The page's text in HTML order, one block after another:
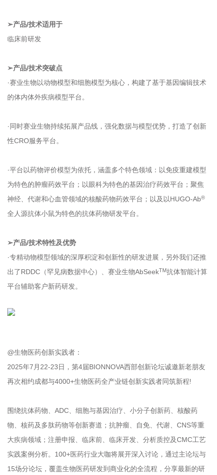
➢产品/技术适用于
临床前研发
➢产品/技术突破点
·赛业生物以动物模型和细胞模型为核心，构建了基于基因编辑技术
的体内体外疾病模型平台。
·同时赛业生物持续拓展产品线，强化数据与模型优势，打造了创新
性CRO服务平台。
·平台以药物评价模型为依托，涵盖多个特色领域：以免疫重建模型
为特色的肿瘤药效平台；以眼科为特色的基因治疗药效平台；聚焦
神经、代谢和心血管领域的核酸药物药效平台；以及以HUGO-Ab®
全人源抗体小鼠为特色的抗体药物研发平台。
➢产品/技术特性及优势
·专精动物模型领域的深厚积淀和创新性的研发进展，另外我们还推
出了RDDC（罕见病数据中心）、赛业生物AbSeekTM抗体智能计算
平台辅助客户新药研发。
@生物医药创新实践者：
2025年7月22-23日，第4届BIONNOVA西部创新论坛诚邀新老朋友
再次相约成都与4000+生物医药全产业链创新实践者同筑新程!
围绕抗体药物、ADC、细胞与基因治疗、小分子创新药、核酸药
物、核药及多肽药物等创新赛道；抗肿瘤、自免、代谢、CNS等重
大疾病领域；注册申报、临床前、临床开发、分析质控及CMC工艺
实践案例分析。100+医药行业大咖将展开深入讨论，通过主论坛与
15场分论坛，覆盖生物医药研发到商业化的全流程，分享最新的研